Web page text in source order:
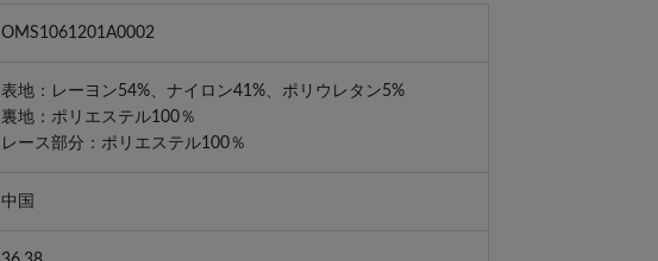
OMS1061201A0002
表地：レーヨン54%、ナイロン41%、ポリウレタン5%
裏地：ポリエステル100％
レース部分：ポリエステル100％
中国